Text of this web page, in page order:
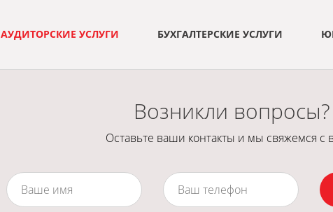
АУДИТОРСКИЕ УСЛУГИ БУХГАЛТЕРСКИЕ УСЛУГИ
Возникли вопросы?
Оставьте ваши контакты и мы свяжемся с